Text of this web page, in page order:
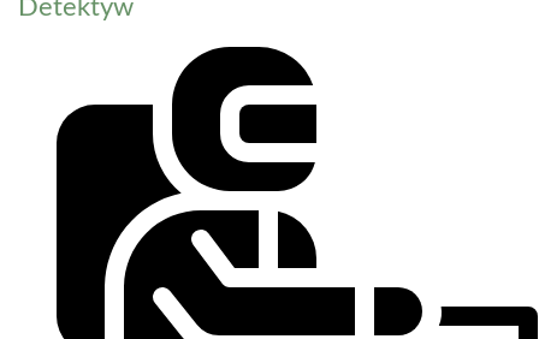
Detektyw